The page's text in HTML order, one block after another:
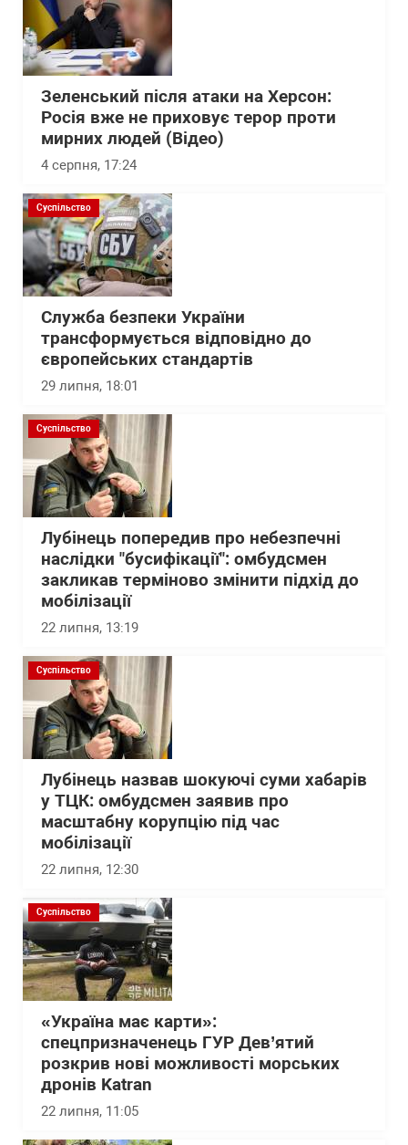
Зеленський після атаки на Херсон:
Росія вже не приховує терор проти
мирних людей (Відео)
4 серпня, 17:24
Суспільство
Служба безпеки України
трансформується відповідно до
європейських стандартів
29 липня, 18:01
Суспільство
Лубінець попередив про небезпечні
наслідки "бусифікації": омбудсмен
закликав терміново змінити підхід до
мобілізації
22 липня, 13:19
Суспільство
Лубінець назвав шокуючі суми хабарів
у ТЦК: омбудсмен заявив про
масштабну корупцію під час
мобілізації
22 липня, 12:30
Суспільство
«Україна має карти»:
спецпризначенець ГУР Дев’ятий
розкрив нові можливості морських
дронів Katran
22 липня, 11:05